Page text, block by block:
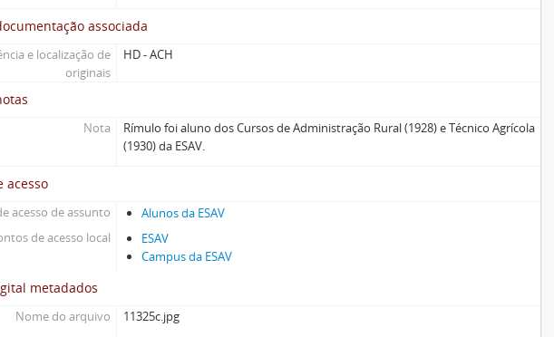
associada
e localização de
originais
HD - ACH
Nota
Rímulo foi aluno dos Cursos de Administração Rural (1928) e Técnico Agrícola
(1930) da ESAV.
acesso
acesso de assunto
Alunos da ESAV
de acesso local
ESAV
Campus da ESAV
metadados
Nome do arquivo 11325c.jpg